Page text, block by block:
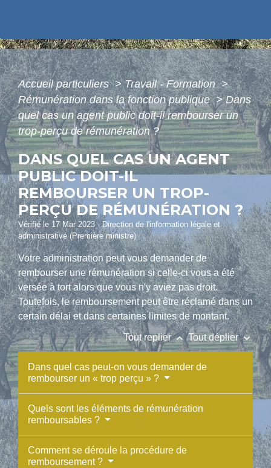
Accueil particuliers> Travail - Formation>
Rémunération dans la fonction publique> Dans
quel cas un agent public doit-il rembourser un
trop-perçu de rémunération ?
DANS QUEL CAS UN AGENT
PUBLIC DOIT-IL
REMBOURSER UN TROP-
PERÇU DE RÉMUNÉRATION ?
Vérifié le 17 Mar 2023 - Direction de l'information légale et
administrative (Première ministre)
Votre administration peut vous demander de
rembourser une rémunération si celle-ci vous a été
versée à tort alors que vous n'y aviez pas droit.
Toutefois, le remboursement peut être réclamé dans un
certain délai et dans certaines limites de montant.
Tout replierkeyboard_arrow_up Tout déplierkeyboard_arrow_down
Dans quel cas peut-on vous demander de
rembourser un « trop perçu » ?
Quels sont les éléments de rémunération
remboursables ?
Comment se déroule la procédure de
remboursement ?